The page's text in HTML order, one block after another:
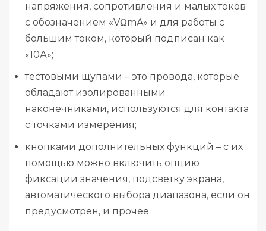
напряжения, сопротивления и малых токов
с обозначением «VΩmA» и для работы с
большим током, который подписан как
«10А»;
тестовыми щупами – это провода, которые
обладают изолированными
наконечниками, используются для контакта
с точками измерения;
кнопками дополнительных функций – с их
помощью можно включить опцию
фиксации значения, подсветку экрана,
автоматического выбора диапазона, если он
предусмотрен, и прочее.